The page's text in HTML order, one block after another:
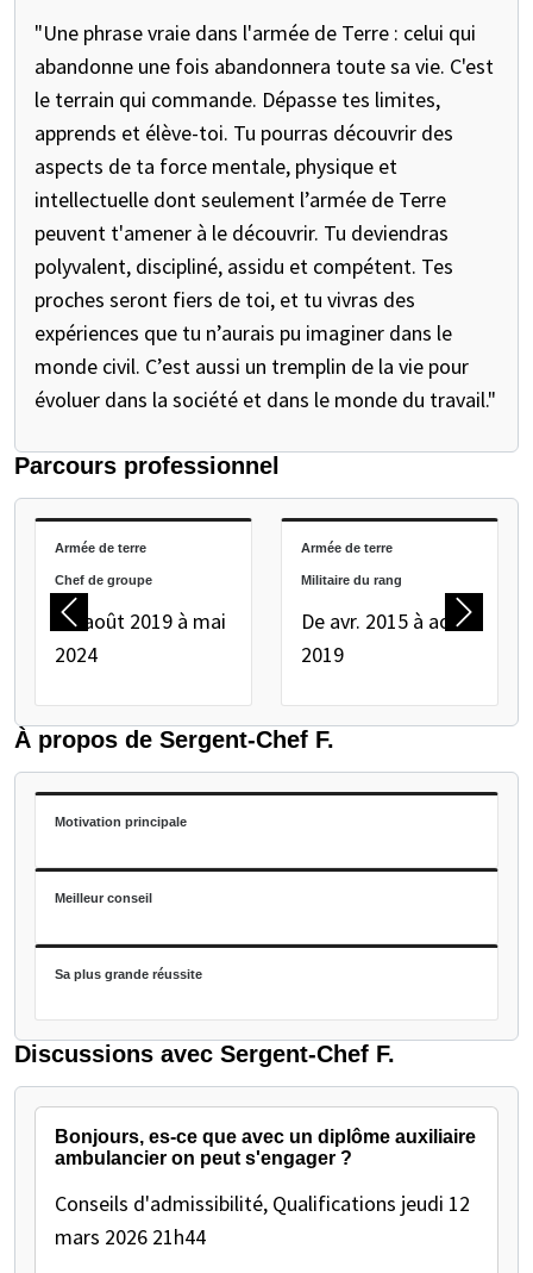
"Une phrase vraie dans l'armée de Terre : celui qui
abandonne une fois abandonnera toute sa vie. C'est
le terrain qui commande. Dépasse tes limites,
apprends et élève-toi. Tu pourras découvrir des
aspects de ta force mentale, physique et
intellectuelle dont seulement l’armée de Terre
peuvent t'amener à le découvrir. Tu deviendras
polyvalent, discipliné, assidu et compétent. Tes
proches seront fiers de toi, et tu vivras des
expériences que tu n’aurais pu imaginer dans le
monde civil. C’est aussi un tremplin de la vie pour
évoluer dans la société et dans le monde du travail."
Parcours professionnel
METTEZ EN PAUSE LE CARROUSEL SUIVANT
Armée de terre
Chef de groupe
De août 2019 à mai
2024
Armée de terre
Militaire du rang
De avr. 2015 à août
2019
Précédent Suivant
À propos de Sergent-Chef F.
Motivation principale
Meilleur conseil
Sa plus grande réussite
Discussions avec Sergent-Chef F.
Bonjours, es-ce que avec un diplôme auxiliaire
ambulancier on peut s'engager ?
Conseils d'admissibilité, Qualifications jeudi 12
mars 2026 21h44